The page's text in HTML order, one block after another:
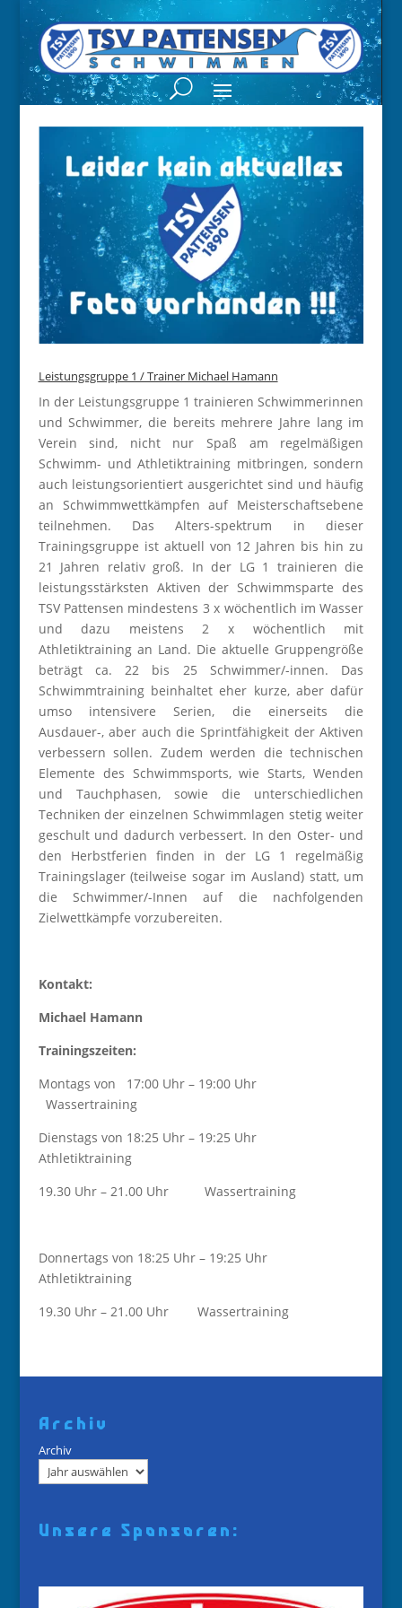
Video-
Player
Leistungsgruppe 1 / Trainer Michael Hamann
In der Leistungsgruppe 1 trainieren Schwimmerinnen
und Schwimmer, die bereits mehrere Jahre lang im
Verein sind, nicht nur Spaß am regelmäßigen
Schwimm- und Athletiktraining mitbringen, sondern
auch leistungsorientiert ausgerichtet sind und häufig
an Schwimmwettkämpfen auf Meisterschaftsebene
teilnehmen. Das Alters-spektrum in dieser
Trainingsgruppe ist aktuell von 12 Jahren bis hin zu
21 Jahren relativ groß. In der LG 1 trainieren die
leistungsstärksten Aktiven der Schwimmsparte des
TSV Pattensen mindestens 3 x wöchentlich im Wasser
und dazu meistens 2 x wöchentlich mit
Athletiktraining an Land. Die aktuelle Gruppengröße
beträgt ca. 22 bis 25 Schwimmer/-innen. Das
Schwimmtraining beinhaltet eher kurze, aber dafür
umso intensivere Serien, die einerseits die
Ausdauer-, aber auch die Sprintfähigkeit der Aktiven
verbessern sollen. Zudem werden die technischen
Elemente des Schwimmsports, wie Starts, Wenden
und Tauchphasen, sowie die unterschiedlichen
Techniken der einzelnen Schwimmlagen stetig weiter
geschult und dadurch verbessert. In den Oster- und
den Herbstferien finden in der LG 1 regelmäßig
Trainingslager (teilweise sogar im Ausland) statt, um
die Schwimmer/-Innen auf die nachfolgenden
Zielwettkämpfe vorzubereiten.
Kontakt:
Michael Hamann
Trainingszeiten:
Montags von 17:00 Uhr – 19:00 Uhr
Wassertraining
Dienstags von 18:25 Uhr – 19:25 Uhr
Athletiktraining
19.30 Uhr – 21.00 Uhr Wassertraining
Donnertags von 18:25 Uhr – 19:25 Uhr
Athletiktraining
19.30 Uhr – 21.00 Uhr Wassertraining
Archiv
Archiv
Unsere Sponsoren: